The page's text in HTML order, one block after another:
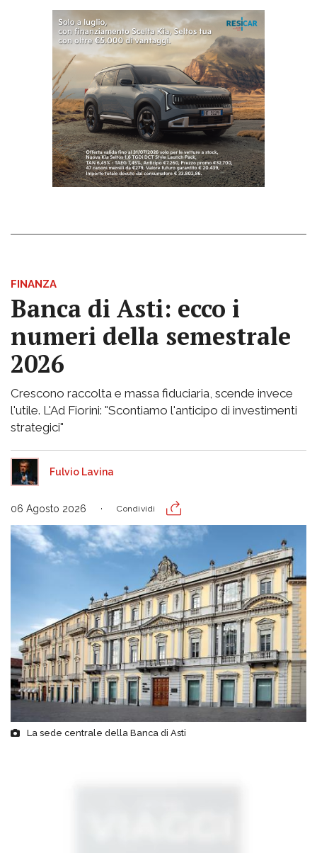
FINANZA
Banca di Asti: ecco i
numeri della semestrale
2026
Crescono raccolta e massa fiduciaria, scende invece
l'utile. L'Ad Fiorini: "Scontiamo l'anticipo di investimenti
strategici"
Fulvio Lavina
06 Agosto 2026 Condividi
La sede centrale della Banca di Asti